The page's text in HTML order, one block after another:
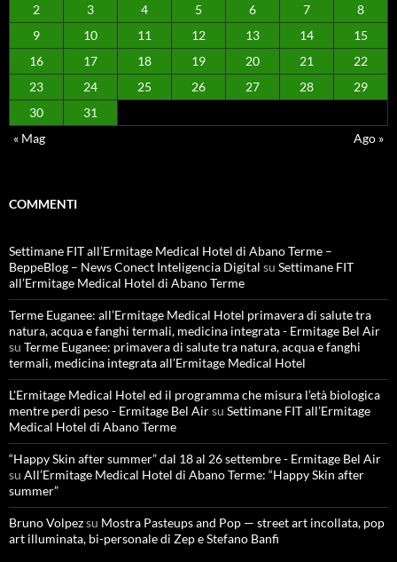
2
3 4 5 6 7
8
9
10 11 12 13 14
15
16
17 18 19 20 21
22
23
24 25 26 27 28
29
30
31
« Mag
Ago »
COMMENTI
Settimane FIT all’Ermitage Medical Hotel di Abano Terme –
BeppeBlog – News Conect Inteligencia Digital su Settimane FIT
all’Ermitage Medical Hotel di Abano Terme
Terme Euganee: all’Ermitage Medical Hotel primavera di salute tra
natura, acqua e fanghi termali, medicina integrata - Ermitage Bel Air
su Terme Euganee: primavera di salute tra natura, acqua e fanghi
termali, medicina integrata all’Ermitage Medical Hotel
L'Ermitage Medical Hotel ed il programma che misura l’età biologica
mentre perdi peso - Ermitage Bel Airsu Settimane FIT all’Ermitage
Medical Hotel di Abano Terme
“Happy Skin after summer” dal 18 al 26 settembre - Ermitage Bel Air
su All’Ermitage Medical Hotel di Abano Terme: “Happy Skin after
summer”
Bruno Volpezsu Mostra Pasteups and Pop — street art incollata, pop
art illuminata, bi-personale di Zep e Stefano Banfi